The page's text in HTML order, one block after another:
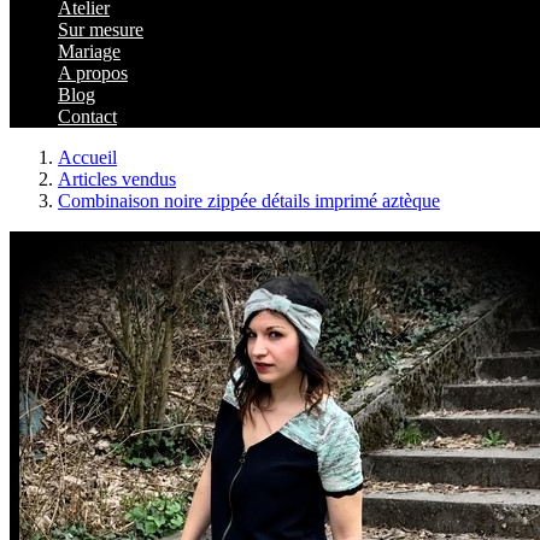
Atelier
Sur mesure
Mariage
A propos
Blog
Contact
Accueil
Articles vendus
Combinaison noire zippée détails imprimé aztèque